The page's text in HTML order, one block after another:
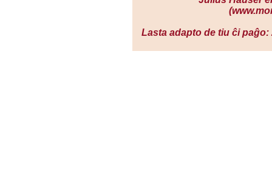
Lasta adapto de tiu ĉi paĝo: